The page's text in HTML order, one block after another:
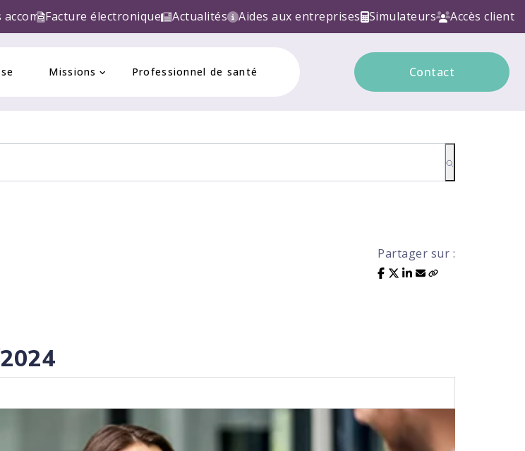
pour la réforme de la FACTURE ELECTRONIQUE ! Contactez nous!
Facture électronique Actualités Aides aux entreprises Simulateurs Accès client
Missions Professionnel de santé Contact
Partager sur :